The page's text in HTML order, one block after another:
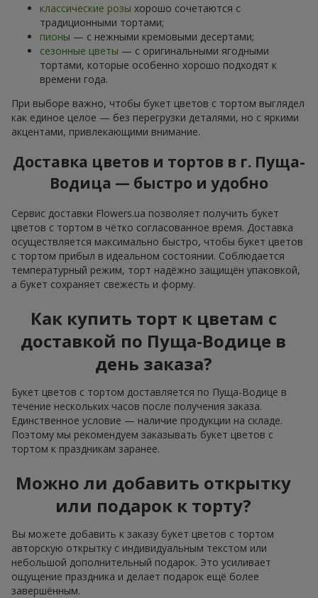
классические розы хорошо сочетаются с
традиционными тортами;
пионы — с нежными кремовыми десертами;
сезонные цветы — с оригинальными ягодными
тортами, которые особенно хорошо подходят к
времени года.
При выборе важно, чтобы букет цветов с тортом выглядел
как единое целое — без перегрузки деталями, но с яркими
акцентами, привлекающими внимание.
Доставка цветов и тортов в г. Пуща-
Водица — быстро и удобно
Сервис доставки Flowers.ua позволяет получить букет
цветов с тортом в чётко согласованное время. Доставка
осуществляется максимально быстро, чтобы букет цветов
с тортом прибыл в идеальном состоянии. Соблюдается
температурный режим, торт надёжно защищён упаковкой,
а букет сохраняет свежесть и форму.
Как купить торт к цветам с
доставкой по Пуща-Водице в
день заказа?
Букет цветов с тортом доставляется по Пуща-Водице в
течение нескольких часов после получения заказа.
Единственное условие — наличие продукции на складе.
Поэтому мы рекомендуем заказывать букет цветов с
тортом к праздникам заранее.
Можно ли добавить открытку
или подарок к торту?
Вы можете добавить к заказу букет цветов с тортом
авторскую открытку с индивидуальным текстом или
небольшой дополнительный подарок. Это усиливает
ощущение праздника и делает подарок ещё более
завершённым.